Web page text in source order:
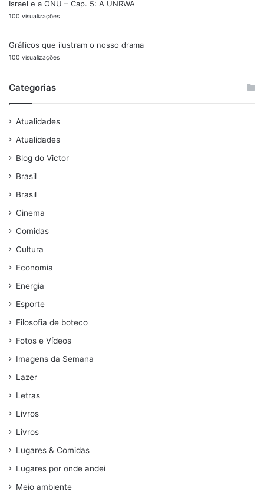
Israel e a ONU – Cap. 5: A UNRWA
100 visualizações
Gráficos que ilustram o nosso drama
100 visualizações
Categorias
Atualidades
Atualidades
Blog do Victor
Brasil
Brasil
Cinema
Comidas
Cultura
Economia
Energia
Esporte
Filosofia de boteco
Fotos e Vídeos
Imagens da Semana
Lazer
Letras
Livros
Livros
Lugares & Comidas
Lugares por onde andei
Meio ambiente